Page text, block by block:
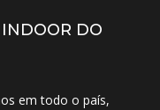
DO
em todo o país,